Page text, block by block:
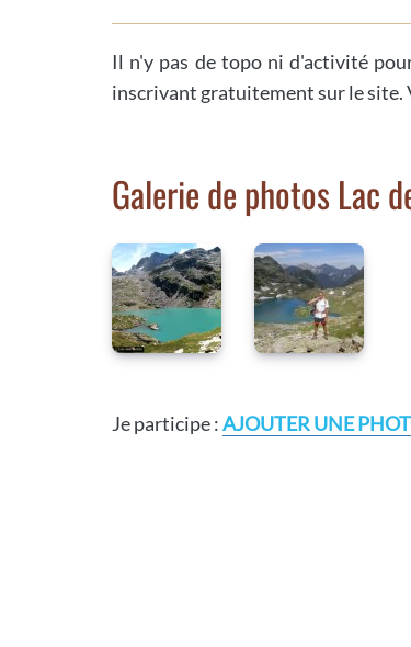
Il n'y pas de topo ni d'activité
inscrivant gratuitement sur le site.
Galerie de photos Lac
Je participe :AJOUTER UNE